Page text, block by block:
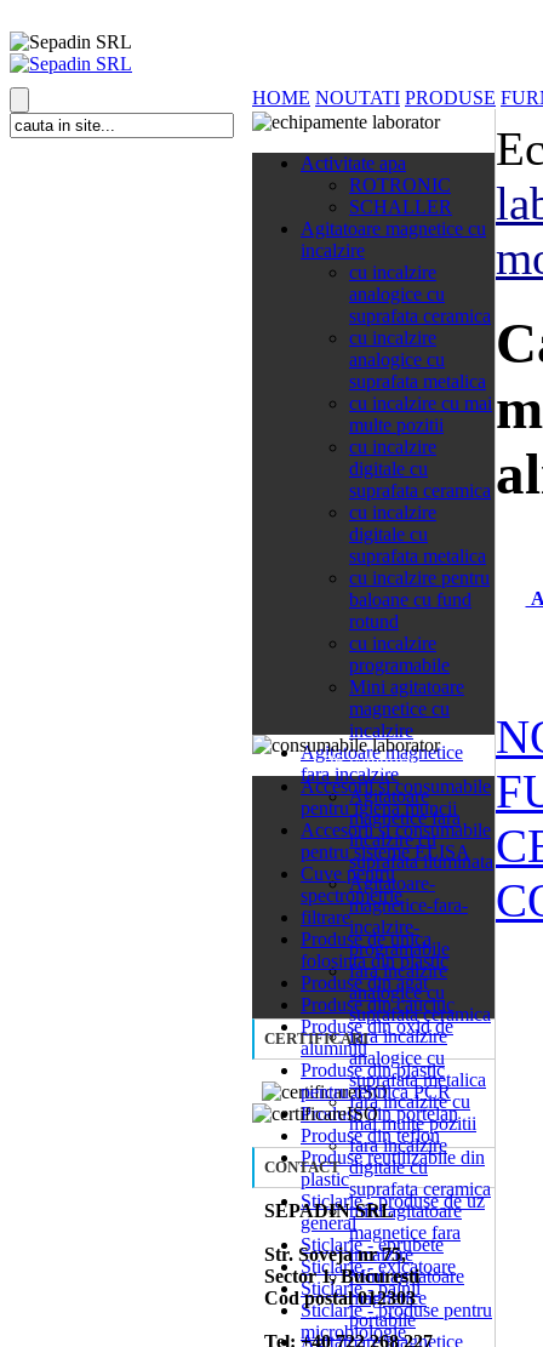
HOME NOUTATI PRODUSE
Activitate apa
ROTRONIC
SCHALLER
Agitatoare magnetice cu
incalzire
cu incalzire
analogice cu
suprafata ceramica
cu incalzire
analogice cu
suprafata metalica
cu incalzire cu mai
multe pozitii
cu incalzire
digitale cu
suprafata ceramica
cu incalzire
digitale cu
suprafata metalica
cu incalzire pentru
baloane cu fund
rotund
cu incalzire
programabile
Mini agitatoare
magnetice cu
incalzire
Agitatoare magnetice
fara incalzire
Agitatoare
magnetice fara
incalzire cu
suprafata iluminata
Agitatoare-
magnetice-fara-
incalzire-
programabile
fara incalzire
analogice cu
suprafata ceramica
fara incalzire
analogice cu
suprafata metalica
fara incalzire cu
mai multe pozitii
fara incalzire
digitale cu
suprafata ceramica
mini agitatoare
magnetice fara
incalzire
Mini agitatoare
magnetice
portabile
Agitatoare magnetice
26 categorii
Accesorii si consumabile
pentru igiena muncii
Accesorii si consumabile
pentru sisteme ELISA
Cuve pentru
spectrometrie
filtrare
Produse de unica
folosinta din plastic
Produse din agat
Produse din cauciuc
Produse din oxid de
aluminiu
Produse din plastic
pentru tehnica PCR
Produse din portelan
Produse din teflon
Produse reutilizabile din
plastic
Sticlarie - produse de uz
general
Sticlarie - eprubete
Sticlarie - exicatoare
Sticlarie - palnii
Sticlarie - produse pentru
microbiologie
CERTIFICARI
CONTACT
SEPADIN SRL
Str. Soveja nr 75,
Sector 1, Bucuresti
Cod postal 012303
Tel: +40 722 268 227